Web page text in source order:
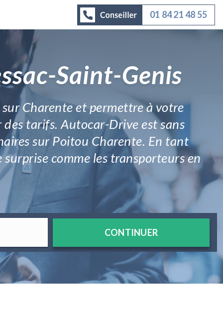
01 84 21 48 55
Saint-Genis
Charente et permettre à votre
tarifs. Autocar-Drive est sans
sur Poitou Charente. En tant
comme les transporteurs en
CONTINUER